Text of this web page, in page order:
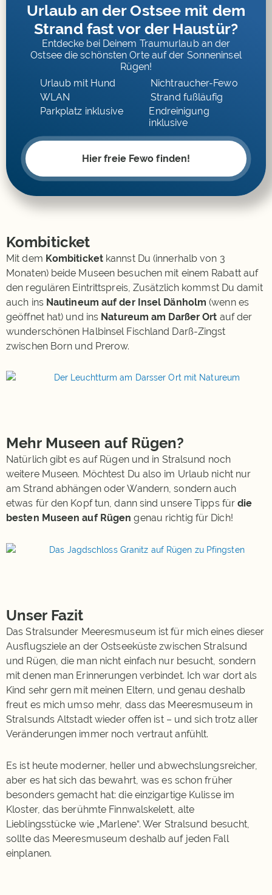
Urlaub an der Ostsee mit dem
Strand fast vor der Haustür?
Entdecke bei Deinem Traumurlaub an der
Ostsee die schönsten Orte auf der Sonneninsel
Rügen!
Urlaub mit Hund
WLAN
Parkplatz inklusive
Nichtraucher-Fewo
Strand fußläufig
Endreinigung
inklusive
Hier freie Fewo finden!
Kombiticket
Mit dem Kombiticketkannst Du (innerhalb von 3
Monaten) beide Museen besuchen mit einem Rabatt auf
den regulären Eintrittspreis, Zusätzlich kommst Du damit
auch ins Nautineum auf der Insel Dänholm (wenn es
geöffnet hat) und ins Natureum am Darßer Ort auf der
wunderschönen Halbinsel Fischland Darß-Zingst
zwischen Born und Prerow.
Mehr Museen auf Rügen?
Natürlich gibt es auf Rügen und in Stralsund noch
weitere Museen. Möchtest Du also im Urlaub nicht nur
am Strand abhängen oder Wandern, sondern auch
etwas für den Kopf tun, dann sind unsere Tipps fürdie
besten Museen auf Rügen genau richtig für Dich!
Unser Fazit
Das Stralsunder Meeresmuseum ist für mich eines dieser
Ausflugsziele an der Ostseeküste zwischen Stralsund
und Rügen, die man nicht einfach nur besucht, sondern
mit denen man Erinnerungen verbindet. Ich war dort als
Kind sehr gern mit meinen Eltern, und genau deshalb
freut es mich umso mehr, dass das Meeresmuseum in
Stralsunds Altstadt wieder offen ist – und sich trotz aller
Veränderungen immer noch vertraut anfühlt.
Es ist heute moderner, heller und abwechslungsreicher,
aber es hat sich das bewahrt, was es schon früher
besonders gemacht hat: die einzigartige Kulisse im
Kloster, das berühmte Finnwalskelett, alte
Lieblingsstücke wie „Marlene“. Wer Stralsund besucht,
sollte das Meeresmuseum deshalb auf jeden Fall
einplanen.